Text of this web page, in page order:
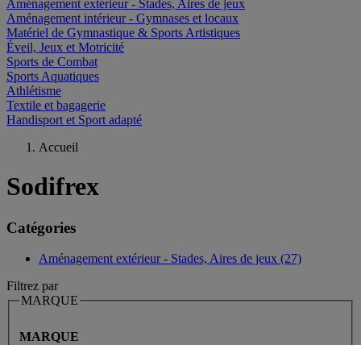
Aménagement extérieur - Stades, Aires de jeux
Aménagement intérieur - Gymnases et locaux
Matériel de Gymnastique & Sports Artistiques
Éveil, Jeux et Motricité
Sports de Combat
Sports Aquatiques
Athlétisme
Textile et bagagerie
Handisport et Sport adapté
Accueil
Sodifrex
Catégories
Aménagement extérieur - Stades, Aires de jeux (27)
Filtrez par
MARQUE
MARQUE